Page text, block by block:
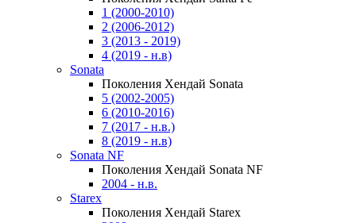
1 (2000-2010)
2 (2006-2012)
3 (2013 - 2019)
4 (2019 - н.в)
Sonata
Поколения Хендай Sonata
5 (2002-2005)
6 (2010-2016)
7 (2017 - н.в.)
8 (2019 - н.в)
Sonata NF
Поколения Хендай Sonata NF
2004 - н.в.
Starex
Поколения Хендай Starex